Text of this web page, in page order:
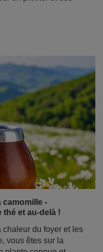
-
et au-delà !
du foyer et les
vous êtes sur la
plante connue et
aussi bien en
l'armoire à pharmacie
vous que de
pourraient vous
seulement un
un complément